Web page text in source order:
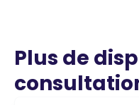
Plus de